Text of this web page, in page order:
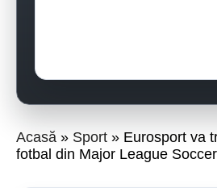
Acasă Sport
Eurosport va
fotbal din Major League